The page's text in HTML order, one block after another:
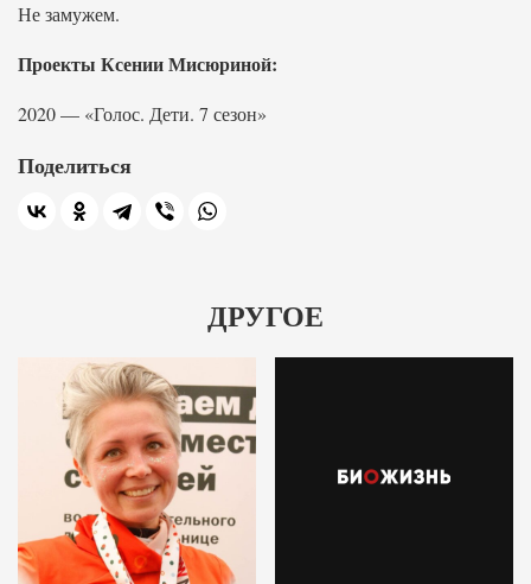
Не замужем.
Проекты Ксении Мисюриной:
2020 — «Голос. Дети. 7 сезон»
Поделиться
ДРУГОЕ